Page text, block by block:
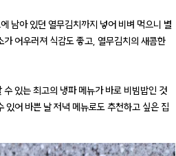
남아 있던 열무김치까지 넣어 비벼 먹으니 별
어우러져 식감도 좋고, 열무김치의 새콤한
있는 최고의 냉파 메뉴가 바로 비빔밥인 것
어 바쁜 날 저녁 메뉴로도 추천하고 싶은 집